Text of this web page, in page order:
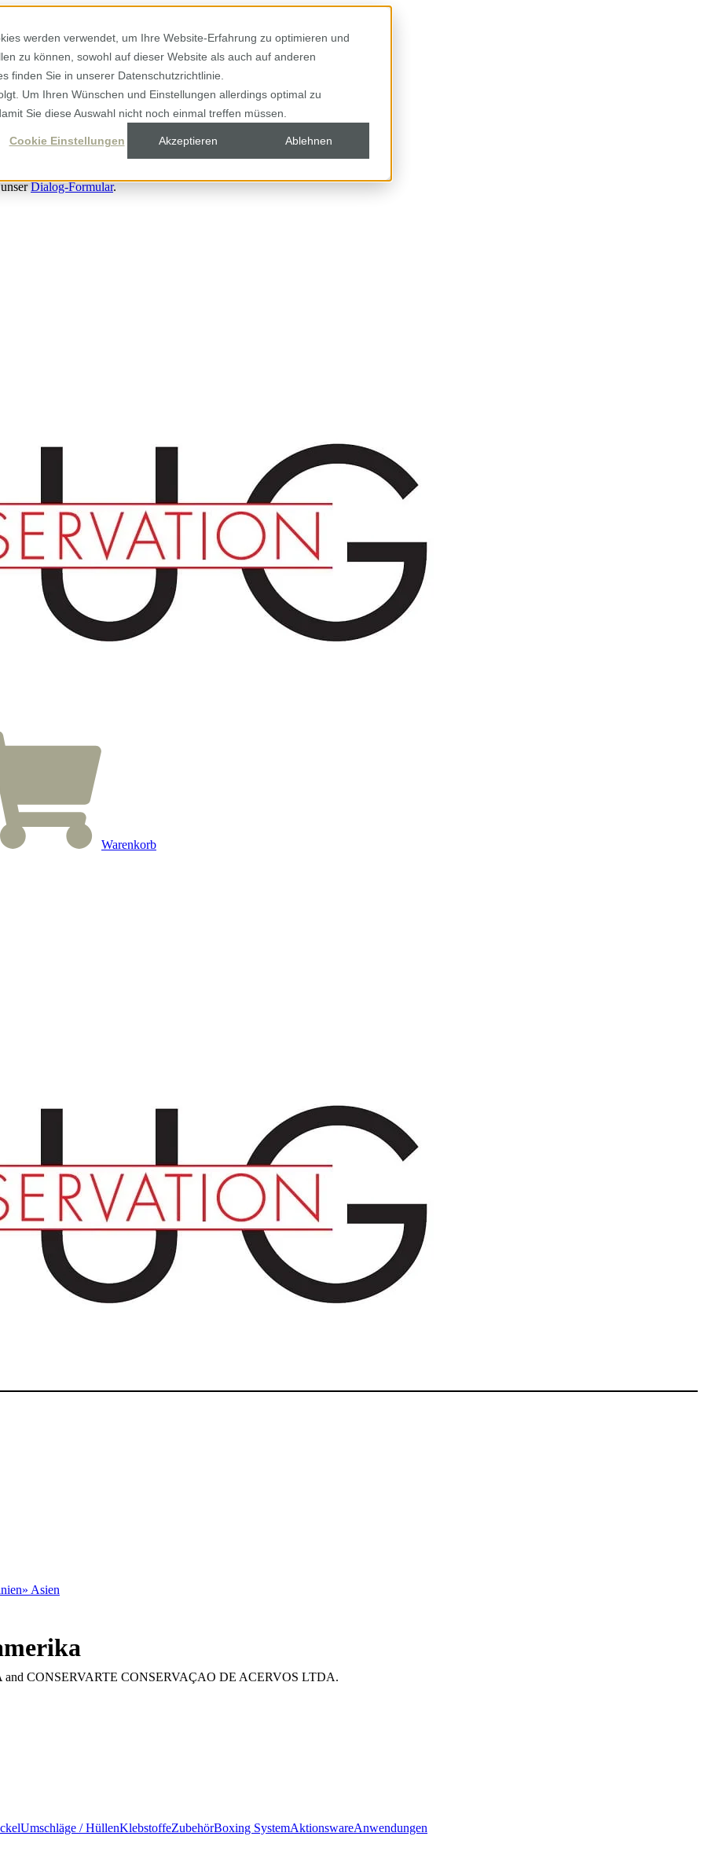
werden verwendet, um Ihre Website-Erfahrung zu optimieren und
zu können, sowohl auf dieser Website als auch auf anderen
finden Sie in unserer Datenschutzrichtlinie.
Um Ihren Wünschen und Einstellungen allerdings optimal zu
Sie diese Auswahl nicht noch einmal treffen müssen.
Cookie Einstellungen Akzeptieren Ablehnen
unserDialog-Formular.
Warenkorb
» Asien
CONSERVARTE CONSERVAÇAO DE ACERVOS LTDA.
Umschläge / HüllenKlebstoffeZubehörBoxing SystemAktionswareAnwendungen